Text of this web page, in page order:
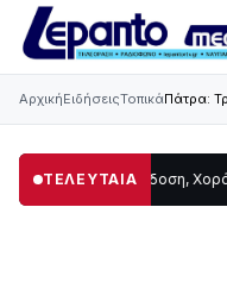
ΑρχικήΕιδήσειςΤοπικάΠάτρα:
ΤΕΛΕΥΤΑΙΑ
Παράδοση, Χορός &